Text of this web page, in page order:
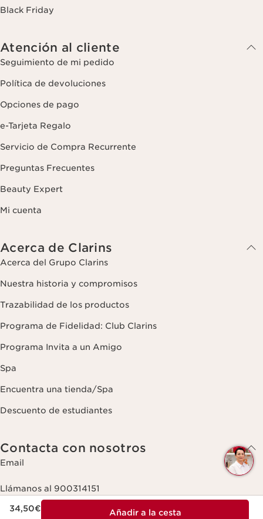
34,50€ Añadir a la cesta
Black Friday
Atención al cliente
Seguimiento de mi pedido
Política de devoluciones
Opciones de pago
e-Tarjeta Regalo
Servicio de Compra Recurrente
Preguntas Frecuentes
Beauty Expert
Mi cuenta
Acerca de Clarins
Acerca del Grupo Clarins
Nuestra historia y compromisos
Trazabilidad de los productos
Programa de Fidelidad: Club Clarins
Programa Invita a un Amigo
Spa
Encuentra una tienda/Spa
Descuento de estudiantes
Contacta con nosotros
Email
Llámanos al 900314151
Lunes - Jueves (excluyendo festivos) 9:00h - 18:00h
Viernes (excluyendo festivos) 9:00h - 15:00h